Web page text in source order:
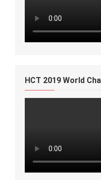
HCT 2019 World